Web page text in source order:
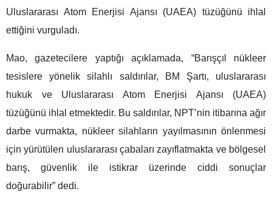
Uluslararası Atom Enerjisi Ajansı (UAEA) tüzüğünü ihlal
ettiğini vurguladı.
Mao, gazetecilere yaptığı açıklamada, “Barışçıl nükleer
tesislere yönelik silahlı saldırılar, BM Şartı, uluslararası
hukuk ve Uluslararası Atom Enerjisi Ajansı (UAEA)
tüzüğünü ihlal etmektedir. Bu saldırılar, NPT’nin itibarına ağır
darbe vurmakta, nükleer silahların yayılmasının önlenmesi
için yürütülen uluslararası çabaları zayıflatmakta ve bölgesel
barış, güvenlik ile istikrar üzerinde ciddi sonuçlar
doğurabilir” dedi.